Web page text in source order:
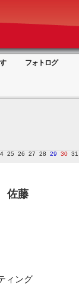
フォトログ
25 26 27 28 29 30 31
佐藤
ィング